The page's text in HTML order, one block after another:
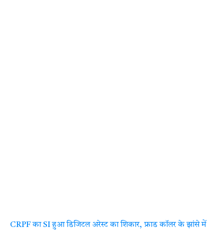
CRPF का SI हुआ डिजिटल अरेस्ट का शिकार, फ्राड कॉलर के झांसे में